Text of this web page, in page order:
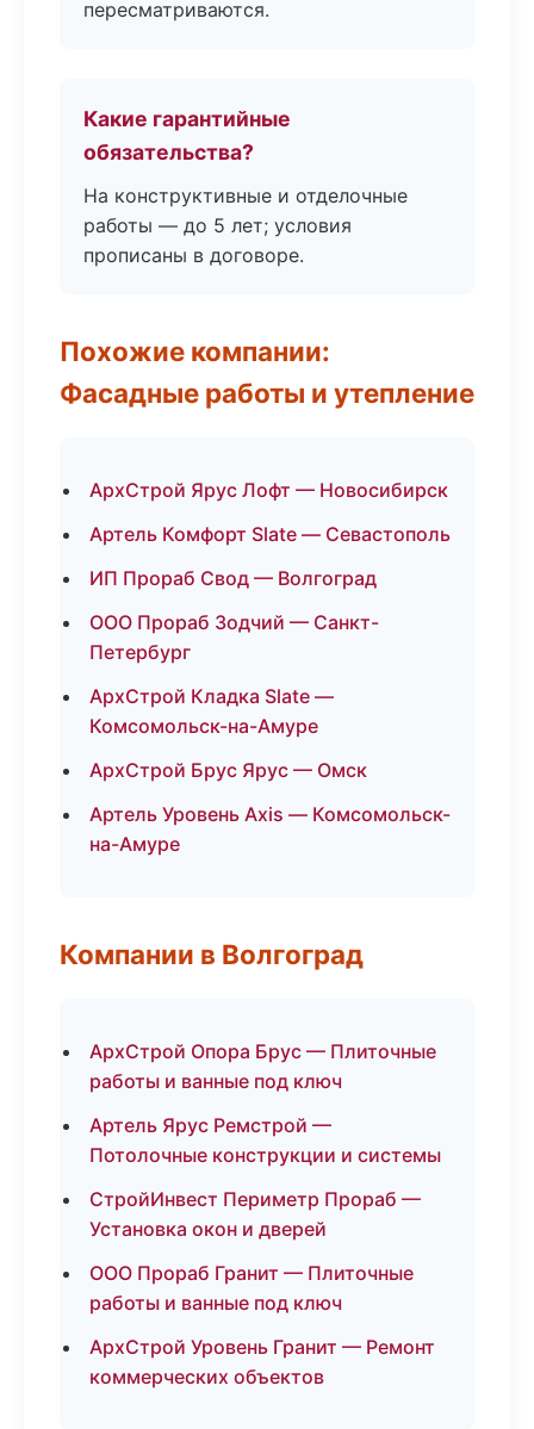
пересматриваются.
Какие гарантийные
обязательства?
На конструктивные и отделочные
работы — до 5 лет; условия
прописаны в договоре.
Похожие компании:
Фасадные работы и утепление
АрхСтрой Ярус Лофт — Новосибирск
Артель Комфорт Slate — Севастополь
ИП Прораб Свод — Волгоград
ООО Прораб Зодчий — Санкт-
Петербург
АрхСтрой Кладка Slate —
Комсомольск-на-Амуре
АрхСтрой Брус Ярус — Омск
Артель Уровень Axis — Комсомольск-
на-Амуре
Компании в Волгоград
АрхСтрой Опора Брус — Плиточные
работы и ванные под ключ
Артель Ярус Ремстрой —
Потолочные конструкции и системы
СтройИнвест Периметр Прораб —
Установка окон и дверей
ООО Прораб Гранит — Плиточные
работы и ванные под ключ
АрхСтрой Уровень Гранит — Ремонт
коммерческих объектов